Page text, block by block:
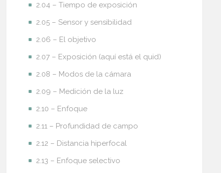
2.04 – Tiempo de exposición
2.05 – Sensor y sensibilidad
2.06 – El objetivo
2.07 – Exposición (aquí está el quid)
2.08 – Modos de la cámara
2.09 – Medición de la luz
2.10 – Enfoque
2.11 – Profundidad de campo
2.12 – Distancia hiperfocal
2.13 – Enfoque selectivo